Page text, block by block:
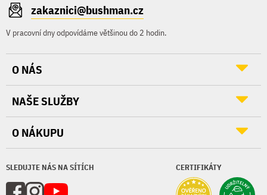
zakaznici@bushman.cz
V pracovní dny odpovídáme většinou do 2 hodin.
SLEDUJTE NÁS NA SÍTÍCH CERTIFIKÁTY
O NÁS
NAŠE SLUŽBY
O NÁKUPU